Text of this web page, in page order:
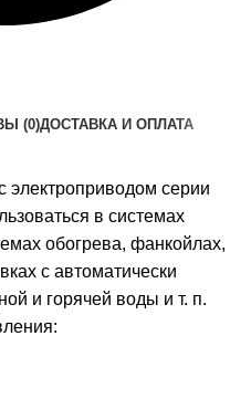
(0)ДОСТАВКА И ОПЛАТА
серии
в системах
обогрева, фанкойлах,
с автоматически
и горячей воды и т. п.